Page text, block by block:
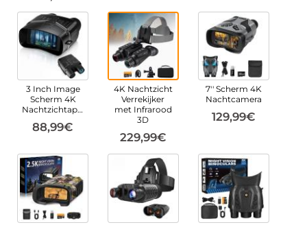
3 Inch Image
Scherm 4K
Nachtzichtapparaat
88,99€
4K Nachtzicht
Verrekijker
met Infrarood
3D
229,99€
7'' Scherm 4K
Nachtcamera
129,99€